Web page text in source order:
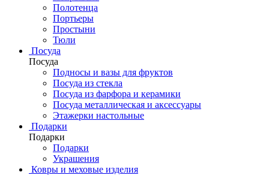
Полотенца
Портьеры
Простыни
Тюли
Посуда
Посуда
Подносы и вазы для фруктов
Посуда из стекла
Посуда из фарфора и керамики
Посуда металлическая и аксессуары
Этажерки настольные
Подарки
Подарки
Подарки
Украшения
Ковры и меховые изделия